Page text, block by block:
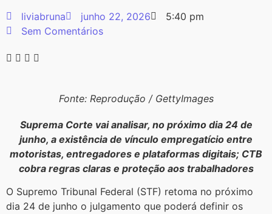
liviabruna junho 22, 2026
5:40 pm
Sem Comentários
Fonte: Reprodução / GettyImages
Suprema Corte vai analisar, no próximo dia 24 de
junho, a existência de vínculo empregatício entre
motoristas, entregadores e plataformas digitais; CTB
cobra regras claras e proteção aos trabalhadores
O Supremo Tribunal Federal (STF) retoma no próximo
dia 24 de junho o julgamento que poderá definir os